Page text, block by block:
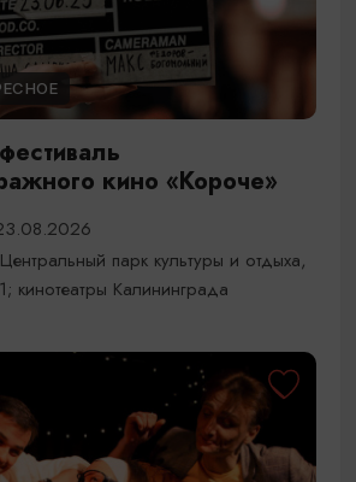
кино «Короче»
парк культуры и отдыха,
кинотеатры Калининграда